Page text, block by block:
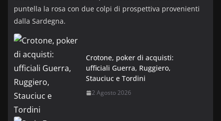
puntella la rosa con due colpi di prospettiva provenienti
dalla Sardegna.
Crotone, poker di acquisti:
ufficiali Guerra, Ruggiero,
Stauciuc e Tordini
2 Agosto 2026